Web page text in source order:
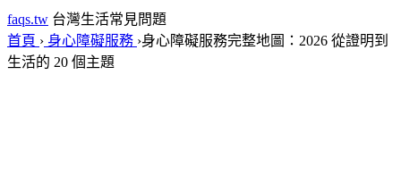
faqs.tw 台灣生活常見問題
首頁 › 身心障礙服務 ›身心障礙服務完整地圖：2026 從證明到
生活的 20 個主題